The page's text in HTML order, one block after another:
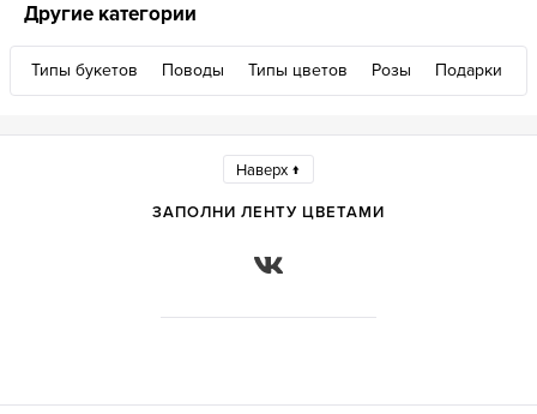
Другие категории
Типы букетов Поводы Типы цветов Розы Подарки
ЗАПОЛНИ ЛЕНТУ ЦВЕТАМИ
Наверх ↑